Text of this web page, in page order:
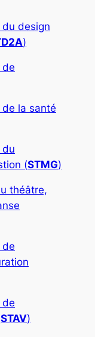
design
)
de
la santé
du
(STMG)
théâtre,
de
de
STAV)